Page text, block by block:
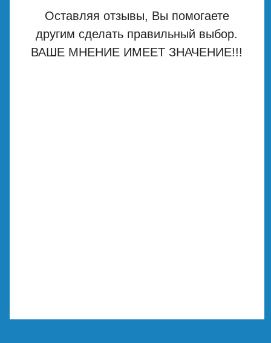
Оставляя отзывы, Вы помогаете
другим сделать правильный выбор.
ВАШЕ МНЕНИЕ ИМЕЕТ ЗНАЧЕНИЕ!!!